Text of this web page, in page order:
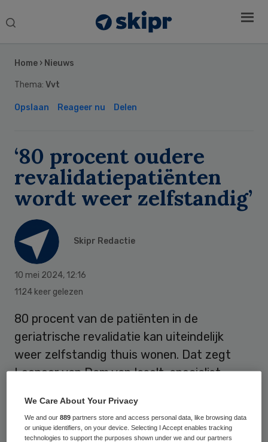
Search
Home › Nieuws
Thema: Vvt
Opslaan Reageer nu Delen
‘80 procent oudere
revalidatiepatiënten
wordt weer zelfstandig’
Skipr Redactie
10 mei 2024, 12:16
1124 keer gelezen
80 procent van de patiënten in de
geriatrische revalidatie kan uiteindelijk
weer zelfstandig thuis wonen. Dat zegt
Leonoor van Dam van Isselt, specialist
revalidatie, in ANBO Magazine.
Sidebar
We Care About Your Privacy
We and our889 partners store and access personal data, like browsing data
or unique identifiers, on your device. Selecting I Accept enables tracking
technologies to support the purposes shown under we and our partners